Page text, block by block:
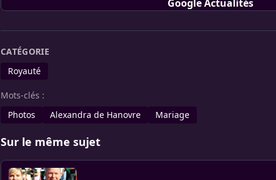
Google Actualités
CATÉGORIE
Royauté
Mots-clés :
Photos
Alexandra de Hanovre Mariage
Sur le même sujet